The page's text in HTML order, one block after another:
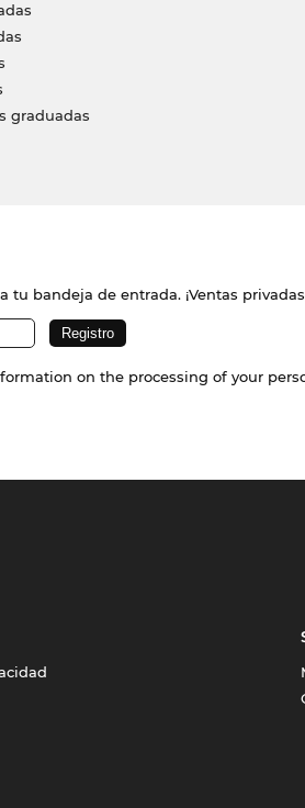
graduadas
tu bandeja de entrada. ¡Ventas
on the processing of your